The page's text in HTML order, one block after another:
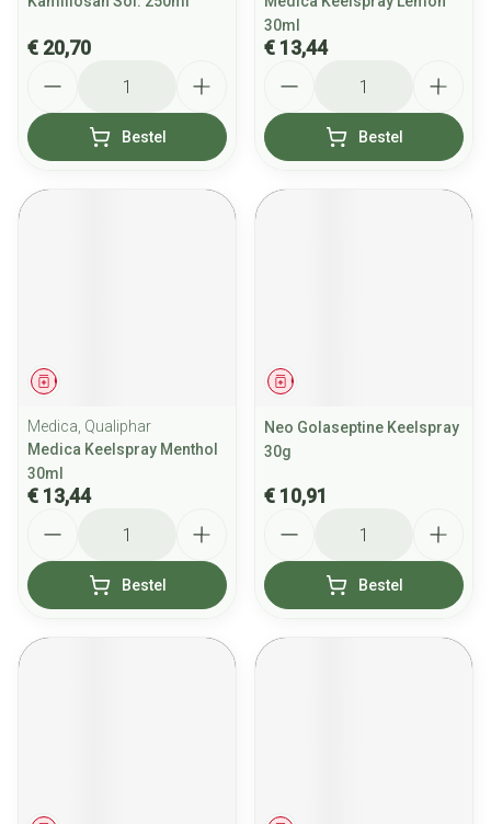
€ 20,70
Bestel
30ml
€ 13,44
Bestel
Geneesmiddel
Medica, Qualiphar
Medica Keelspray Menthol
30ml
€ 13,44
Bestel
Geneesmiddel
Neo Golaseptine Keelspray
30g
€ 10,91
Bestel